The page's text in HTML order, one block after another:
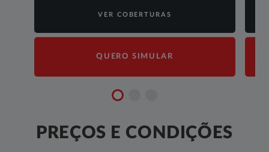
VER COBERTURAS
QUERO SIMULAR
PREÇOS E CONDIÇÕES